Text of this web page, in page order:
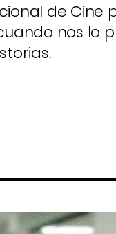
de Cine
nos lo
.